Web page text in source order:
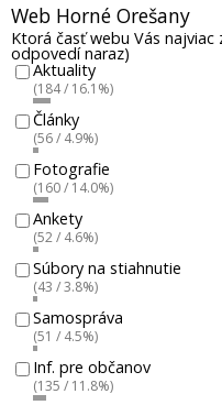
Web Horné Orešany
Ktorá časť webu Vás
odpovedí naraz)
Aktuality
(184 / 16.1%)
Články
(56 / 4.9%)
Fotografie
(160 / 14.0%)
Ankety
(52 / 4.6%)
Súbory na stiahnutie
(43 / 3.8%)
Samospráva
(51 / 4.5%)
Inf. pre občanov
(135 / 11.8%)